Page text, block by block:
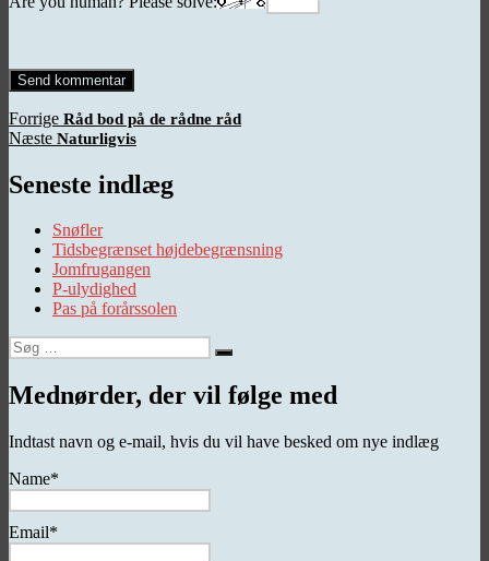
Indlægsnavigation
Forrige Forrige
indlæg:
Råd bod på de rådne råd
Næste Næste
Naturligvis
Seneste indlæg
Snøfler
Tidsbegrænset højdebegrænsning
Jomfrugangen
P-ulydighed
Pas på forårssolen
Søg
efter:
Søg
Mednørder, der vil følge med
Indtast navn og e-mail, hvis du vil have besked om nye indlæg
Name*
Email*